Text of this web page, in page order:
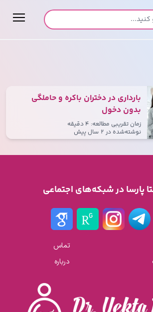
بارداری در دختران باکره و حاملگی
بدون دخول
زمان تقریبی مطالعه: ۴ دقیقه
نوشته‌شده در ۲ سال پیش
پارسا در شبکه‌های اجتماعی
تماس
درباره